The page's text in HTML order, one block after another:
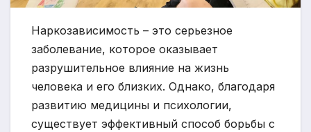
Наркозависимость – это серьезное
заболевание, которое оказывает
разрушительное влияние на жизнь
человека и его близких. Однако, благодаря
развитию медицины и психологии,
существует эффективный способ борьбы с